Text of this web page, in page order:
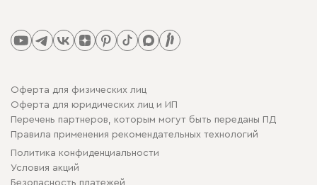
Оферта для физических лиц
Оферта для юридических лиц и ИП
Перечень партнеров, которым могут быть переданы ПД
Правила применения рекомендательных технологий
Политика конфиденциальности
Условия акций